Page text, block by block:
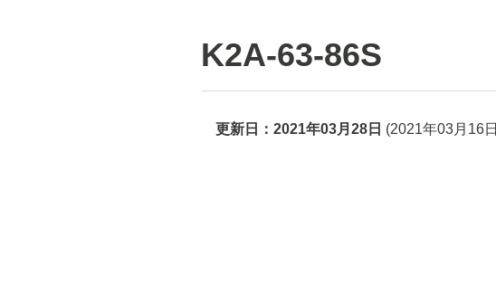
K2A-63-86S
更新日： 2021年03月28日 (2021年03月16日